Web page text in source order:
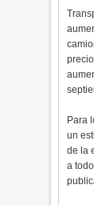
Para
un
de la
a